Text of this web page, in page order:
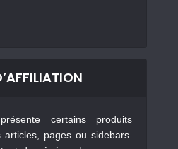
certains produits
articles, pages ou sidebars.